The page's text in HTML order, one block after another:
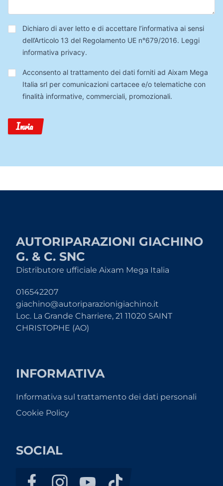
Privacy*
Dichiaro di aver letto e di accettare l’informativa ai sensi
dell’Articolo 13 del Regolamento UE n°679/2016. Leggi
informativa privacy.
Trattamento
Dati
Acconsento al trattamento dei dati forniti ad Aixam Mega
Italia srl per comunicazioni cartacee e/o telematiche con
finalità informative, commerciali, promozionali.
Invia
AUTORIPARAZIONI GIACHINO
G. & C. SNC
Distributore ufficiale Aixam Mega Italia
016542207
giachino@autoriparazionigiachino.it
Loc. La Grande Charriere, 21 11020 SAINT
CHRISTOPHE (AO)
INFORMATIVA
Informativa sul trattamento dei dati personali
Cookie Policy
SOCIAL